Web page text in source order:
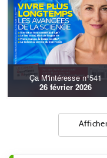
Ça M'intéresse n°541
26 février 2026